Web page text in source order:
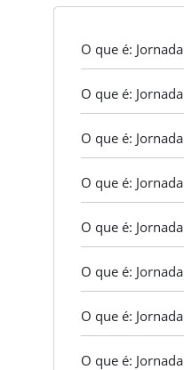
O que é:
O que é:
O que é:
O que é:
O que é:
O que é:
O que é:
O que é: